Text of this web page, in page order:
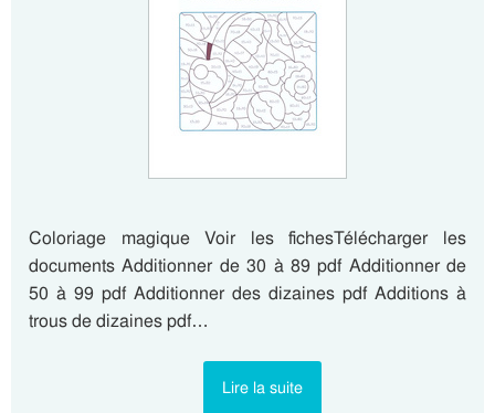
Coloriage magique Voir les fichesTélécharger les
documents Additionner de 30 à 89 pdf Additionner de
50 à 99 pdf Additionner des dizaines pdf Additions à
trous de dizaines pdf…
Lire la suite